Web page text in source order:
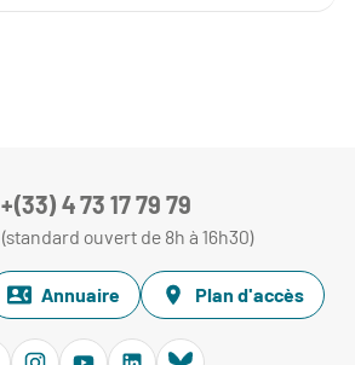
+(33) 4 73 17 79 79
(standard ouvert de 8h à 16h30)
Annuaire Plan d'accès